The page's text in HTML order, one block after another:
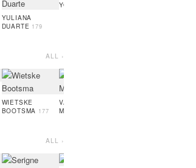
YULIANA
DUARTE 179
YOO HARU
ALL ›
WIETSKE
BOOTSMA 177
VALERIIA
MOLYBOHA
ALL ›